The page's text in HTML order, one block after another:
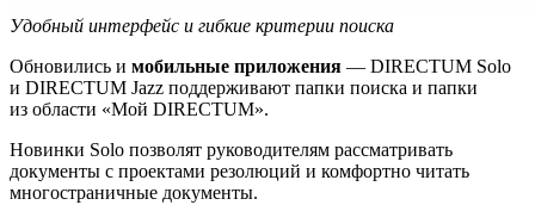
Удобный интерфейс и гибкие критерии поиска
Обновились и мобильные приложения — DIRECTUM Solo
и DIRECTUM Jazz поддерживают папки поиска и папки
из области «Мой DIRECTUM».
Новинки Solo позволят руководителям рассматривать
документы с проектами резолюций и комфортно читать
многостраничные документы.